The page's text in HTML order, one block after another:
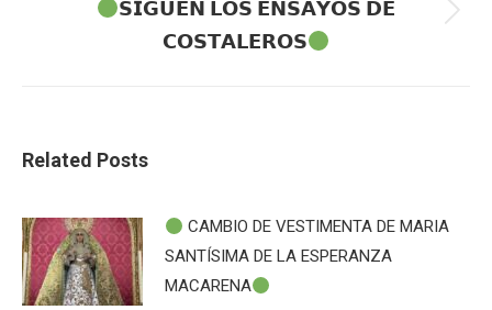
siguiente:
𝗦𝗜𝗚𝗨𝗘𝗡 𝗟𝗢𝗦 𝗘𝗡𝗦𝗔𝗬𝗢𝗦 𝗗𝗘
𝗖𝗢𝗦𝗧𝗔𝗟𝗘𝗥𝗢𝗦⁣
Related Posts
CAMBIO DE VESTIMENTA DE MARIA
SANTÍSIMA DE LA ESPERANZA
MACARENA